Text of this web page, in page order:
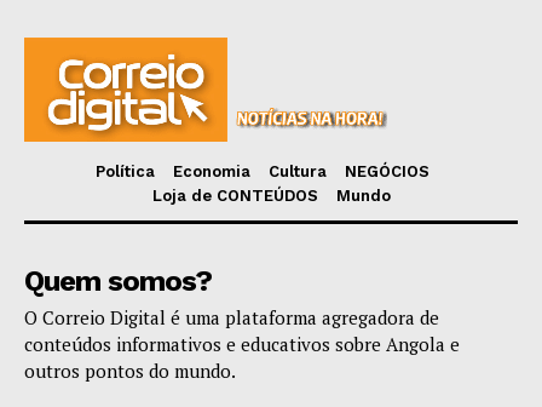
Política Economia Cultura
NEGÓCIOS
Loja de CONTEÚDOS
Mundo
Quem somos?
O Correio Digital é uma plataforma agregadora de
conteúdos informativos e educativos sobre Angola e
outros pontos do mundo.